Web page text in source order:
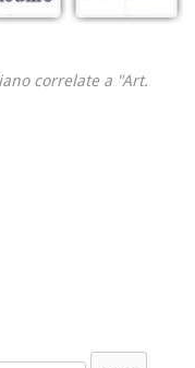
correlate a "Art.